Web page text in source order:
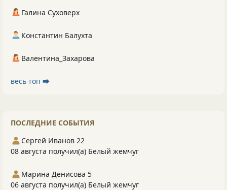
Галина Суховерх
Константин Балухта
Валентина_Захарова
весь топ ⮕
ПОСЛЕДНИЕ СОБЫТИЯ
Сергей Иванов 22
08 августа получил(а) Белый жемчуг
Марина Денисова 5
06 августа получил(а) Белый жемчуг